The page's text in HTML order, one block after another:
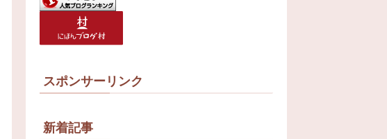
スポンサーリンク
新着記事